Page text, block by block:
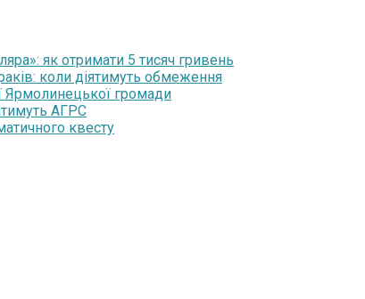
як отримати 5 тисяч гривень
коли діятимуть обмеження
Ярмолинецької громади
АГРС
квесту